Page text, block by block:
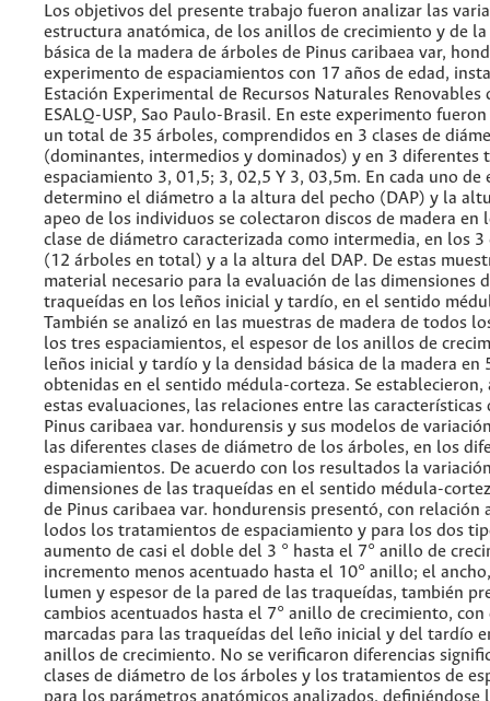
Los objetivos del presente trabajo fueron analizar las
estructura anatómica, de los anillos de crecimiento y de la
básica de la madera de árboles de Pinus caribaea var,
experimento de espaciamientos con 17 años de edad,
Estación Experimental de Recursos Naturales Renovables
ESALQ-USP, Sao Paulo-Brasil. En este experimento
un total de 35 árboles, comprendidos en 3 clases de
(dominantes, intermedios y dominados) y en 3 diferentes
espaciamiento 3, 01,5; 3, 02,5 Y 3, 03,5m. En cada uno de
determino el diámetro a la altura del pecho (DAP) y la
apeo de los individuos se colectaron discos de madera en
clase de diámetro caracterizada como intermedia, en los 3
(12 árboles en total) y a la altura del DAP. De estas
material necesario para la evaluación de las dimensiones
traqueídas en los leños inicial y tardío, en el sentido
También se analizó en las muestras de madera de todos
los tres espaciamientos, el espesor de los anillos de
leños inicial y tardío y la densidad básica de la madera en
obtenidas en el sentido médula-corteza. Se establecieron,
estas evaluaciones, las relaciones entre las características
Pinus caribaea var. hondurensis y sus modelos de
las diferentes clases de diámetro de los árboles, en los
espaciamientos. De acuerdo con los resultados la
dimensiones de las traqueídas en el sentido médula-
de Pinus caribaea var. hondurensis presentó, con relación
lodos los tratamientos de espaciamiento y para los dos
aumento de casi el doble del 3 ° hasta el 7° anillo de
incremento menos acentuado hasta el 10° anillo; el
lumen y espesor de la pared de las traqueídas, también
cambios acentuados hasta el 7° anillo de crecimiento, con
marcadas para las traqueídas del leño inicial y del tardío
anillos de crecimiento. No se verificaron diferencias
clases de diámetro de los árboles y los tratamientos de
para los parámetros anatómicos analizados, definiéndose